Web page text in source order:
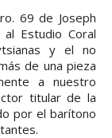
69 de Joseph
Estudio Coral
y el no
de una pieza
a nuestro
titular de la
por el barítono